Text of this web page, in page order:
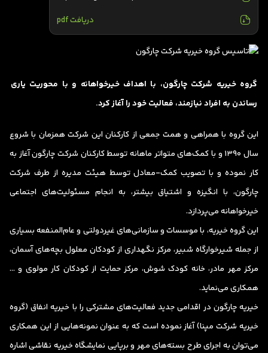
گروه خيريه شرکت چارگون، با اهداف خیر‌خواهانه و با محوریت یاری
رساندن به افراد نیازمند، فعاليت خود را آغاز كرد.
این گروه با همراهی و همت جمعی از کارکنان این شرکت همزمان با شروع
سال 1390 و با کمک‌های متواتر ماهانه توسط کارکنان شرکت چارگون آغاز به
کار نموده و با تصویب کمک-معادل توسط هیئت مدیره از طرف شرکت
چارگون، با انگیزه و اشتیاق بیشتر، به انجام مسئولیت‌های اجتماعی
خیرخواهانه می‌پردازد.
این گروه خیریه، با موسسات و سازمانی‌های غیردولتی و عام‌المنفعه بسیاری
از جمله شیرخوارگاه شبیر، مرکز نگهداری از کودکان معلول بچه‌های آسمان،
مرکز مهر مادر، خانه کودک شوش، مرکز حمایت از کودکان کار مولوی و …
همکاری می‌نماید.
خیریه چارگون در اقدامی جدید فعالیت‌های مشترکی را با خیریه انفاق (گروه
خیریه شرکت ‌مپنا) آغاز نموده است که به عنوان نمونه‌هایی از این همکاری
می‌توان به اجرای طرح بسته‌های مهر و برپایی نمایشگاه خیریه نقاشی اشاره
دریافت pdf